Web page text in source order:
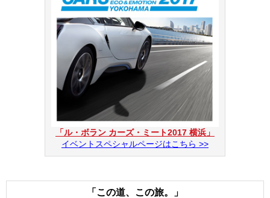
最後に、走行中のボディの振動を抑えるボディマウントス
ば、シャーシの組み立て作業は完了だ！
「ル・ボラン カーズ・ミート2017 横浜」
イベントスペシャルページはこちら >>
「この道、この旅。」